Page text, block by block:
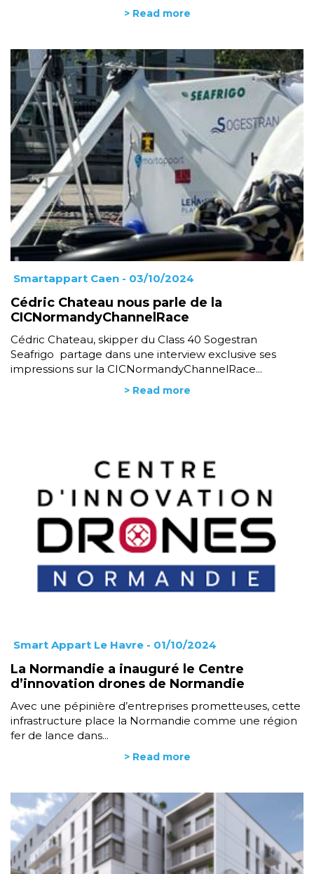
> Read more
Smartappart Caen - 03/10/2024
Cédric Chateau nous parle de la
CICNormandyChannelRace
Cédric Chateau, skipper du Class 40 Sogestran
Seafrigo partage dans une interview exclusive ses
impressions sur la CICNormandyChannelRace...
> Read more
Smart Appart Le Havre - 01/10/2024
La Normandie a inauguré le Centre
d’innovation drones de Normandie
Avec une pépinière d’entreprises prometteuses, cette
infrastructure place la Normandie comme une région
fer de lance dans...
> Read more